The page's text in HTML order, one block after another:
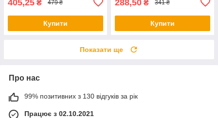
405,25 ₴ 479 ₴
Купити
288,50 ₴ 341 ₴
Купити
Показати ще
Про нас
99% позитивних з 130 відгуків за рік
Працює з 02.10.2021